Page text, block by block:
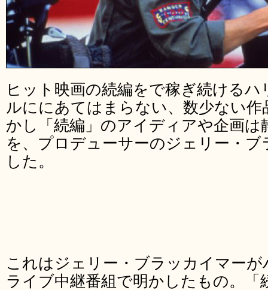
ヒット映画の続編をで稼ぎ続ける
ルににあてはまらない、数少ない作
かし「続編」のアイディアや企画
を、プロデューサーのジェリー・
した。
これはジェリー・ブラッカイマー
ライブ中継番組で明かしたもの。